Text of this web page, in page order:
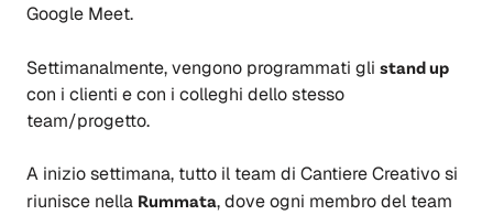
Google Meet.
Settimanalmente, vengono programmati gli stand up
con i clienti e con i colleghi dello stesso
team/progetto.
A inizio settimana, tutto il team di Cantiere Creativo si
riunisce nella Rummata, dove ogni membro del team